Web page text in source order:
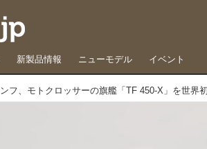
新製品情報 ニューモデル イベント